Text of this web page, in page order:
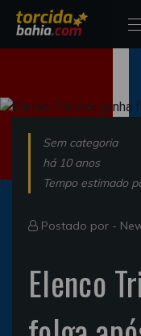
Sem categoria
há 10 anos
Tempo estimado
Postado por -
Elenco